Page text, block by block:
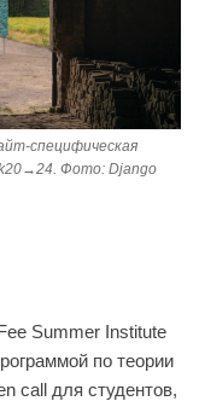
специфическая
Фото: Django
Summer Institute
по теории
call для студентов,